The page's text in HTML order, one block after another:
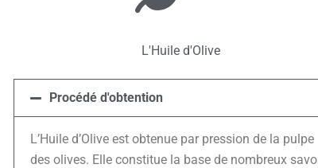
L'Huile d'Olive
Procédé d'obtention
L’Huile d’Olive est obtenue par pression de la pulpe
des olives. Elle constitue la base de nombreux